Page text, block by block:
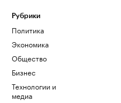
Рубрики
Политика
Экономика
Общество
Бизнес
Технологии и
медиа